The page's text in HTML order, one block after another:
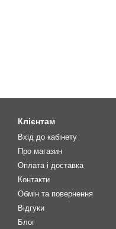
Клієнтам
Вхід до кабінету
Про магазин
Оплата і доставка
Контакти
Обмін та повернення
Відгуки
Блог